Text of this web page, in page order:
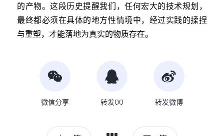
的产物。这段历史提醒我们，任何宏大的技术规划，
最终都必须在具体的地方性情境中，经过实践的揉捏
与重塑，才能落地为真实的物质存在。
微信分享 转发QQ 转发微博